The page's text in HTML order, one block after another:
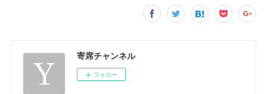
寄席チャンネル
フォロー